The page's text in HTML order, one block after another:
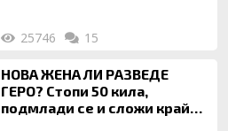
25746 15
НОВА ЖЕНА ЛИ РАЗВЕДЕ
ГЕРО? Стопи 50 кила,
подмлади се и сложи край